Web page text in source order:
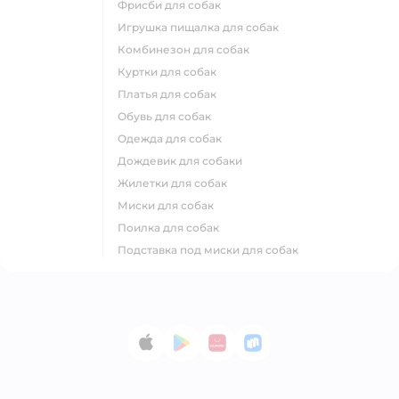
фрисби для собак
игрушка пищалка для собак
комбинезон для собак
куртки для собак
платья для собак
обувь для собак
одежда для собак
дождевик для собаки
жилетки для собак
миски для собак
поилка для собак
подставка под миски для собак
App StoreGoogle Play
AppGallery
RuStore